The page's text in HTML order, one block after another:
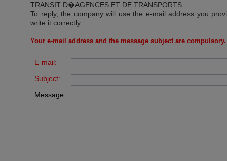
TRANSIT D�AGENCES ET DE TRANSPORTS
To reply, the company will use the e-mail address you
write it correctly.
Your e-mail address and the message subject are compulsory.
E-mail:
Subject:
Message: